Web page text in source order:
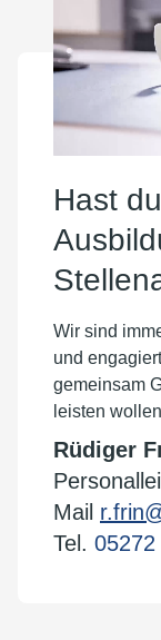
Hast
Wir sind
und
gemeinsam
leisten
Rüdiger
Mail
Tel.